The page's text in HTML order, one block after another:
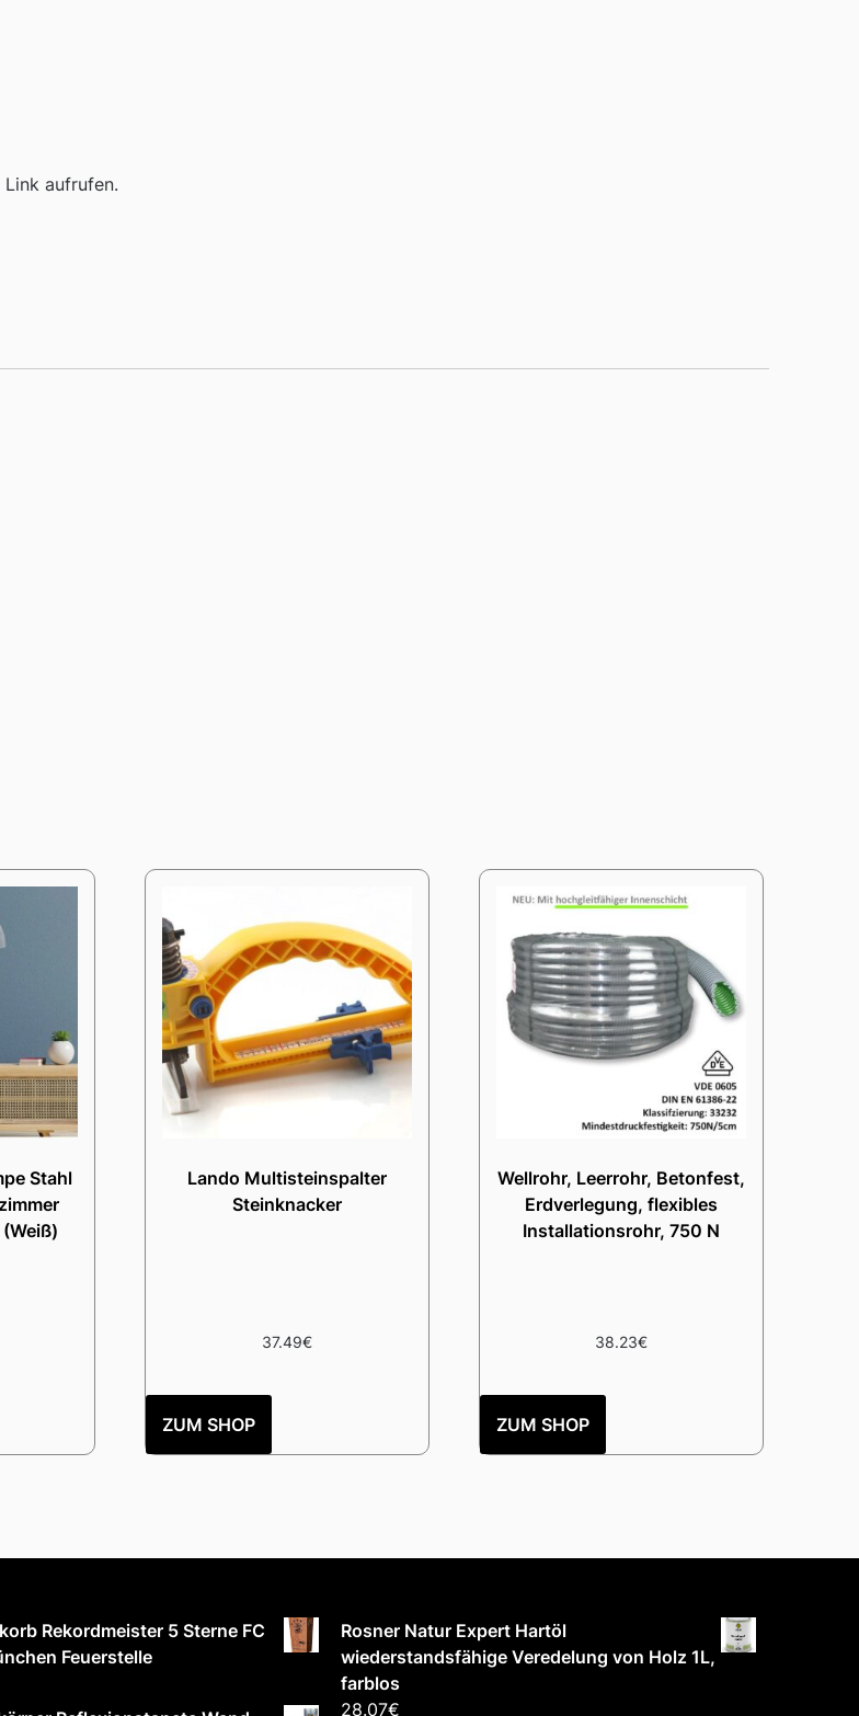
aufrufen.
Stahl
Lando Multisteinspalter
Steinknacker
37.49€
ZUM SHOP
Wellrohr, Leerrohr, Betonfest,
Erdverlegung, flexibles
Installationsrohr, 750 N
38.23€
ZUM SHOP
Rekordmeister 5 Sterne FC
Feuerstelle
Rosner Natur Expert Hartöl
wiederstandsfähige Veredelung von Holz 1L,
farblos
28.07€